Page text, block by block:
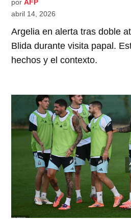
por AFP
abril 14, 2026
Argelia en alerta tras doble
Blida durante visita papal.
hechos y el contexto.